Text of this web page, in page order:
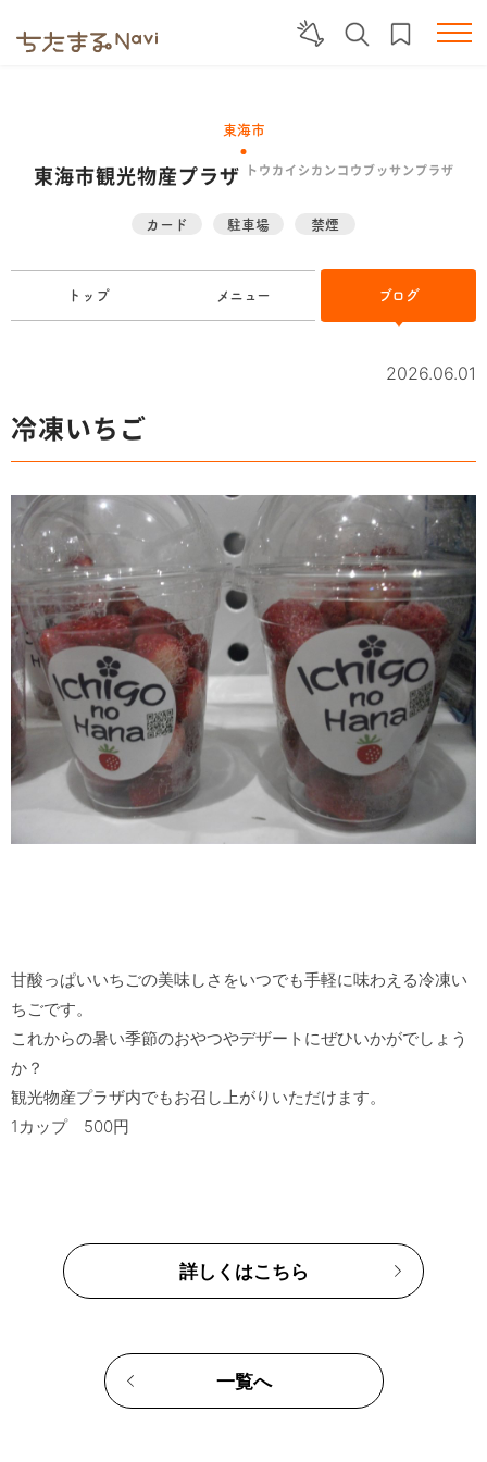
東海市
東海市観光物産プラザ トウカイシカンコウブッサンプラザ
カード 駐車場 禁煙
トップ メニュー ブログ
2026.06.01
冷凍いちご
甘酸っぱいいちごの美味しさをいつでも手軽に味わえる冷凍い
ちごです。
これからの暑い季節のおやつやデザートにぜひいかがでしょう
か？
観光物産プラザ内でもお召し上がりいただけます。
詳しくはこちら
一覧へ